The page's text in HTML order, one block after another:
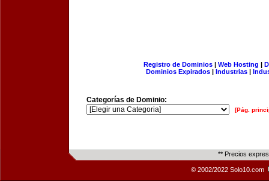
Registro de Dominios| Web Hosting |
Dominios Expirados | Industrias |
Categorías de Dominio:
[Pág.
** Precios
© 2002/2022 Solo10.com